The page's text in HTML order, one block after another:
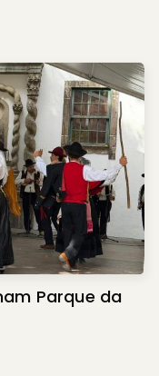
Parque da